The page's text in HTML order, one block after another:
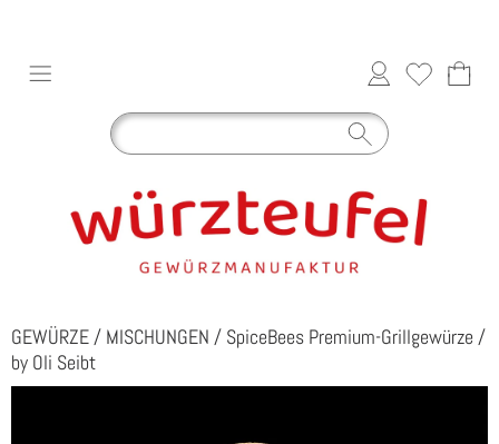
GEWÜRZE / MISCHUNGEN / SpiceBees Premium-Grillgewürze /
by Oli Seibt